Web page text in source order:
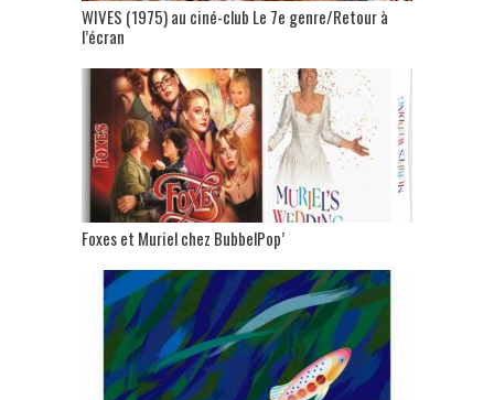
WIVES (1975) au ciné-club Le 7e genre/Retour à
l’écran
Foxes et Muriel chez BubbelPop’